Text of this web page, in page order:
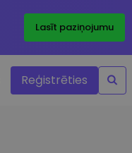
Lasīt paziņojumu
Reģistrēties